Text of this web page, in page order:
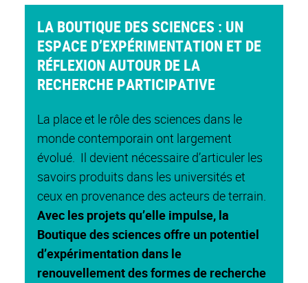
LA BOUTIQUE DES SCIENCES : UN
ESPACE D’EXPÉRIMENTATION ET DE
RÉFLEXION AUTOUR DE LA
RECHERCHE PARTICIPATIVE
La place et le rôle des sciences dans le
monde contemporain ont largement
évolué. Il devient nécessaire d’articuler les
savoirs produits dans les universités et
ceux en provenance des acteurs de terrain.
Avec les projets qu’elle impulse, la
Boutique des sciences offre un potentiel
d’expérimentation dans le
renouvellement des formes de recherche